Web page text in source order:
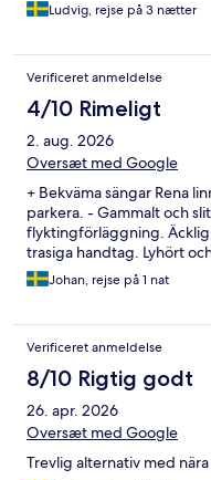
Ludvig, rejse på 3 nætter
Verificeret anmeldelse
4/10 Rimeligt
2. aug. 2026
Oversæt med Google
+ Bekväma sängar Rena
parkera. - Gammalt och
flyktingförläggning.
trasiga handtag. Lyhört
Johan, rejse på 1 nat
Verificeret anmeldelse
8/10 Rigtig godt
26. apr. 2026
Oversæt med Google
Trevlig alternativ med